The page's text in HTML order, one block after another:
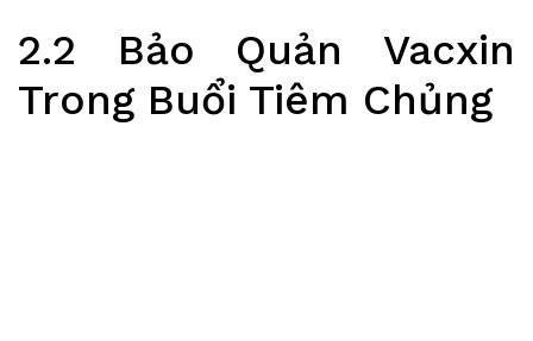
2.2 Bảo Quản Vacxin
Trong Buổi Tiêm Chủng